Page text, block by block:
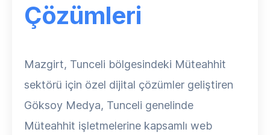
Çözümleri
Mazgirt, Tunceli bölgesindeki Müteahhit
sektörü için özel dijital çözümler geliştiren
Göksoy Medya, Tunceli genelinde
Müteahhit işletmelerine kapsamlı web